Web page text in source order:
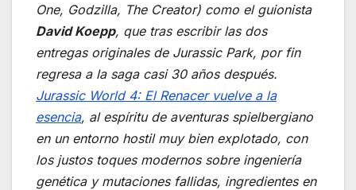
One, Godzilla, The Creator) como el guionista
David Koepp, que tras escribir las dos
entregas originales de Jurassic Park, por fin
regresa a la saga casi 30 años después.
Jurassic World 4: El Renacervuelve a la
esencia, al espíritu de aventuras spielbergiano
en un entorno hostil muy bien explotado, con
los justos toques modernos sobre ingeniería
genética y mutaciones fallidas, ingredientes en